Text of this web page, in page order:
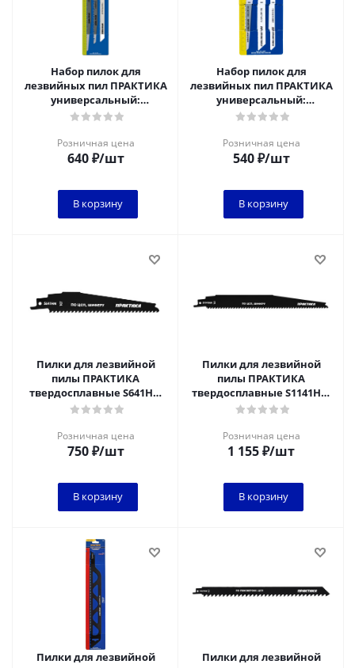
Набор пилок для
лезвийных пил ПРАКТИКА
универсальный:
S1617K/S1531L/S922VF - 300,
Розничная цена
640₽/шт
В корзину
Набор пилок для
лезвийных пил ПРАКТИКА
универсальный:
S711EF/S922BF/S644D -
Розничная цена
540₽/шт
В корзину
Пилки для лезвийной
пилы ПРАКТИКА
твердосплавные S641HM
по ЦСП, шиферу, дереву
Розничная цена
750₽/шт
В корзину
Пилки для лезвийной
пилы ПРАКТИКА
твердосплавные S1141HM
по ЦСП, шиферу, дереву,
Розничная цена
1 155₽/шт
В корзину
Пилки для лезвийной
Пилки для лезвийной